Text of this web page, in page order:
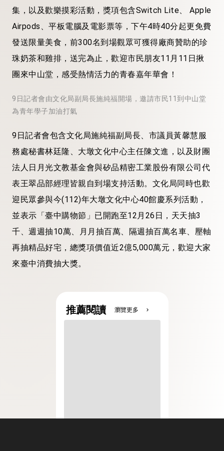
集，以及歡樂摸彩活動，獎項包含Switch Lite、 Apple
Airpods、平板電腦及電影票等，下午4時40分起更免費
發送限量美食，前300名到場觀眾可獲得廠商贊助的珍
珠奶茶和雞排，送完為止，歡迎市民朋友11月11日揪
團來中山堂，感受熱情活力的青春嘉年華會！
9日記者會由文化局副局長施純福開場，邀請市民11到中山堂
為青年學子加油打氣
9日記者會包含文化局施純福副局長、市議員黃馨慧服
務處秘書林廷隆、大墩文化中心主任陳文進，以及財團
法人日月光文教基金會與矽品精密工業股份有限公司代
表王翠品部經理皆親自到場支持活動。文化局同時也歡
迎民眾參與今(112)年大墩文化中心40館慶系列活動，
並表示「臺中購物節」已開跑至12月26日，天天抽3
千、週週抽10萬、月月抽百萬、隔週抽百萬名車、壓軸
再抽精品好宅，總獎項價值近2億5,000萬元，歡迎大家
來臺中消費抽大獎。
推薦閱讀 瀏覽更多 chevron_right